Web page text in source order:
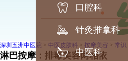
口腔科
针灸推拿科
中医科
深圳五洲中医院 > 中医皮肤科 > 按摩美容 > 常识
淋巴按摩：排毒美容两相依